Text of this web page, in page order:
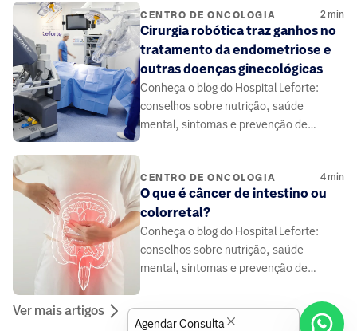
CENTRO DE ONCOLOGIA 2 min
Cirurgia robótica traz ganhos no
tratamento da endometriose e
outras doenças ginecológicas
Conheça o blog do Hospital Leforte:
conselhos sobre nutrição, saúde
mental, sintomas e prevenção de
CENTRO DE ONCOLOGIA 4min
O que é câncer de intestino ou
colorretal?
Conheça o blog do Hospital Leforte:
conselhos sobre nutrição, saúde
mental, sintomas e prevenção de
Ver mais artigos
Agendar Consulta